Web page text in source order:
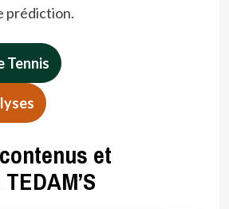
prédiction.
Tennis
et